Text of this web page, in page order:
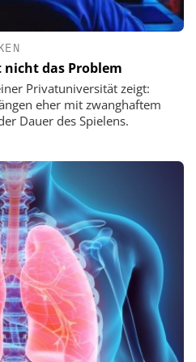
nicht das Problem
Privatuniversität zeigt:
eher mit zwanghaftem
Dauer des Spielens.